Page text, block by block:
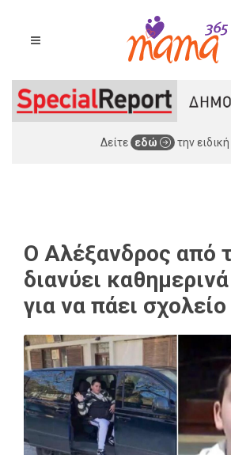
Δείτε εδώ την
O Αλέξανδρος από
διανύει
για να πάει σχολείο